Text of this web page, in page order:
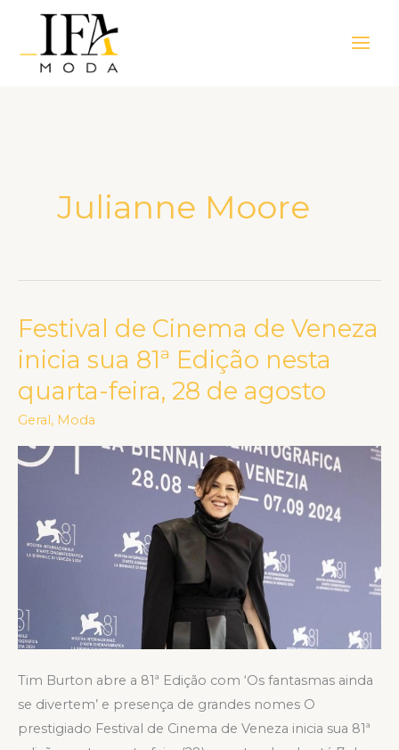
Menu
Julianne Moore
Festival de Cinema de Veneza
inicia sua 81ª Edição nesta
quarta-feira, 28 de agosto
Geral , Moda
Tim Burton abre a 81ª Edição com ‘Os fantasmas ainda
se divertem’ e presença de grandes nomes O
prestigiado Festival de Cinema de Veneza inicia sua 81ª
Festival
de
Cinema
de
Veneza
inicia
sua
Edição
nesta
quarta-
28
de